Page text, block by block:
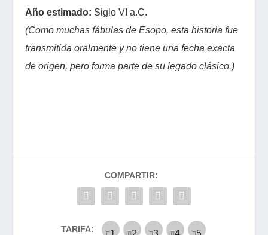
Año estimado: Siglo VI a.C.
(Como muchas fábulas de Esopo, esta historia fue
transmitida oralmente y no tiene una fecha exacta
de origen, pero forma parte de su legado clásico.)
COMPARTIR:
TARIFA: